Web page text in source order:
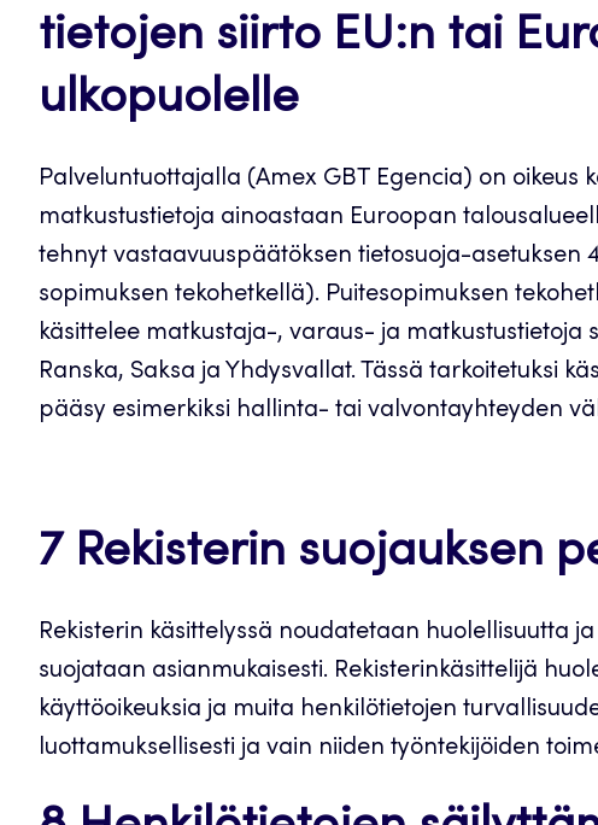
tietojen siirto EU:n tai
ulkopuolelle
Palveluntuottajalla (Amex GBT Egencia) on oikeus
matkustustietoja ainoastaan Euroopan
tehnyt vastaavuuspäätöksen tietosuoja-asetuksen
sopimuksen tekohetkellä). Puitesopimuksen
käsittelee matkustaja-, varaus- ja matkustustietoja
Ranska, Saksa ja Yhdysvallat. Tässä tarkoitetuksi
pääsy esimerkiksi hallinta- tai valvontayhteyden
7 Rekisterin suojauksen
Rekisterin käsittelyssä noudatetaan huolellisuutta
suojataan asianmukaisesti. Rekisterinkäsittelijä
käyttöoikeuksia ja muita henkilötietojen
luottamuksellisesti ja vain niiden työntekijöiden